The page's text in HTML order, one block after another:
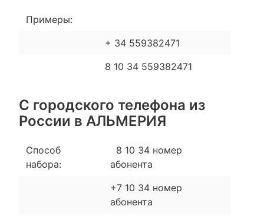
Примеры:
+ 34 559382471
8 10 34 559382471
С городского телефона из
России в АЛЬМЕРИЯ
Способ
набора:
8 10 34 номер
абонента
+7 10 34 номер
абонента